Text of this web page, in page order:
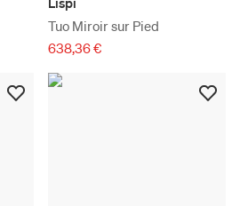
Tuo Miroir sur Pied
638,36 €